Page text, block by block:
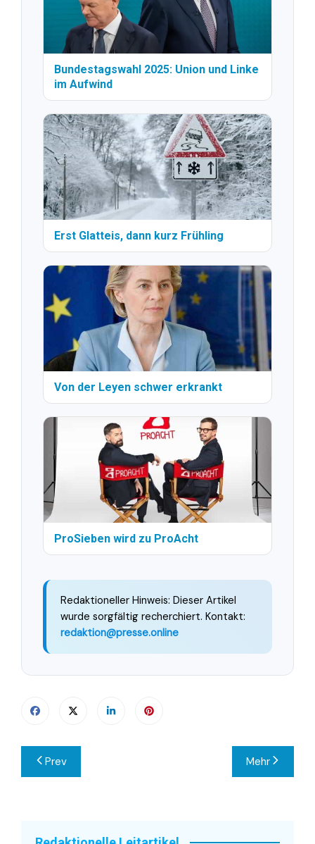
Bundestagswahl 2025: Union und Linke
im Aufwind
Erst Glatteis, dann kurz Frühling
Von der Leyen schwer erkrankt
ProSieben wird zu ProAcht
Redaktioneller Hinweis: Dieser Artikel
wurde sorgfältig recherchiert. Kontakt:
redaktion@presse.online
Beitragsnavigation
Prev Mehr